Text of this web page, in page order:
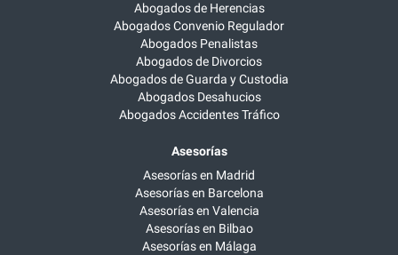
Abogados de Herencias
Abogados Convenio Regulador
Abogados Penalistas
Abogados de Divorcios
Abogados de Guarda y Custodia
Abogados Desahucios
Abogados Accidentes Tráfico
Asesorías
Asesorías en Madrid
Asesorías en Barcelona
Asesorías en Valencia
Asesorías en Bilbao
Asesorías en Málaga